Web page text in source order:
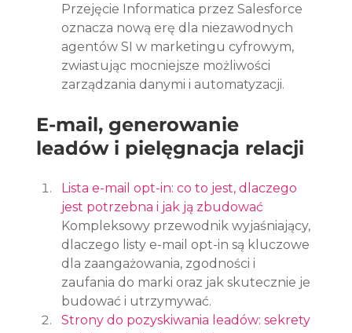
Przejęcie Informatica przez Salesforce
oznacza nową erę dla niezawodnych
agentów SI w marketingu cyfrowym,
zwiastując mocniejsze możliwości
zarządzania danymi i automatyzacji.
E-mail, generowanie
leadów i pielęgnacja relacji
Lista e-mail opt-in: co to jest, dlaczego
jest potrzebna i jak ją zbudować
Kompleksowy przewodnik wyjaśniający,
dlaczego listy e-mail opt-in są kluczowe
dla zaangażowania, zgodności i
zaufania do marki oraz jak skutecznie je
budować i utrzymywać.
Strony do pozyskiwania leadów: sekrety